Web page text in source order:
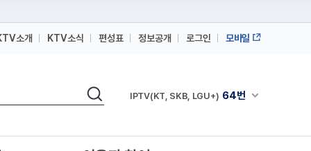
소개 KTV소식 편성표 정보공개 로그인 모바일
검색 채널안내 펼쳐
IPTV(KT, SKB, LGU+) 64번
IPTV(KT, SKB, LGU+)